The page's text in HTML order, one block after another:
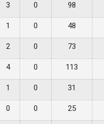
3 0 98
1 0 48
2 0 73
4 0 113
1 0 31
0 0 25